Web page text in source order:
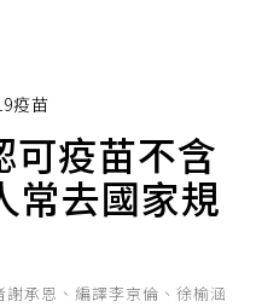
疫苗
可疫苗不含
常去國家規
謝承恩、編譯李京倫、徐榆涵